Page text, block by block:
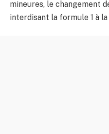
mineures, le changement
interdisant la formule 1 à